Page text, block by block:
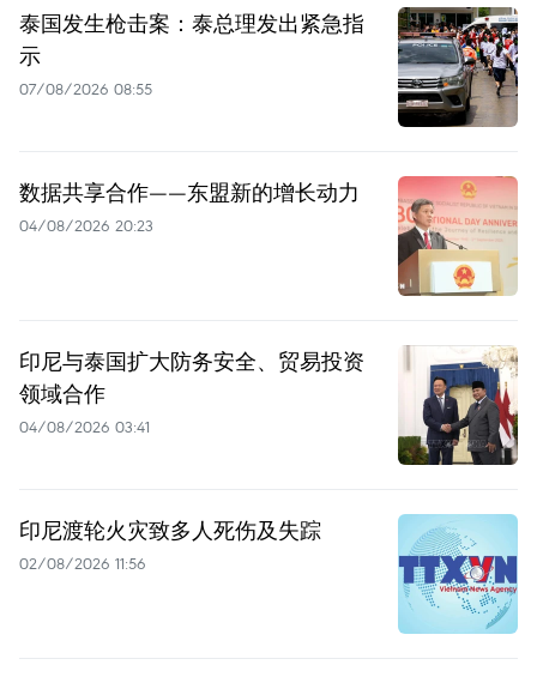
泰国发生枪击案：泰总理发出紧急指
示
07/08/2026 08:55
数据共享合作——东盟新的增长动力
04/08/2026 20:23
印尼与泰国扩大防务安全、贸易投资
领域合作
04/08/2026 03:41
印尼渡轮火灾致多人死伤及失踪
02/08/2026 11:56